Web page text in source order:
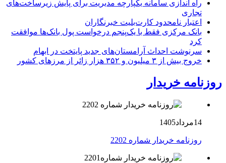
راه اندازی سامانه یکپارچه مدیریت برای پایش زیرساخت‌های
تجاری
اعتبار نامحدود کارت‌بلیت خبرنگاران
بانک مرکزی فقط با یک‌‎پنجم درخواست پول بانک‌ها موافقت
کرد
سرنوشت احداث آرامستان‌های جدید پایتخت در ابهام
خروج بیش از ۳ میلیون و ۳۵۲ هزار زائر از مرزهای کشور
روزنامه خریدار
14مرداد1405
روزنامه خریدار شماره 2202